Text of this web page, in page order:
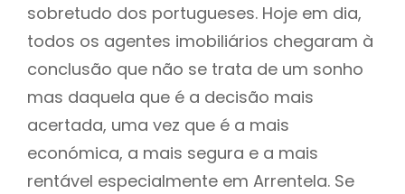
sobretudo dos portugueses. Hoje em dia,
todos os agentes imobiliários chegaram à
conclusão que não se trata de um sonho
mas daquela que é a decisão mais
acertada, uma vez que é a mais
económica, a mais segura e a mais
rentável especialmente em Arrentela. Se